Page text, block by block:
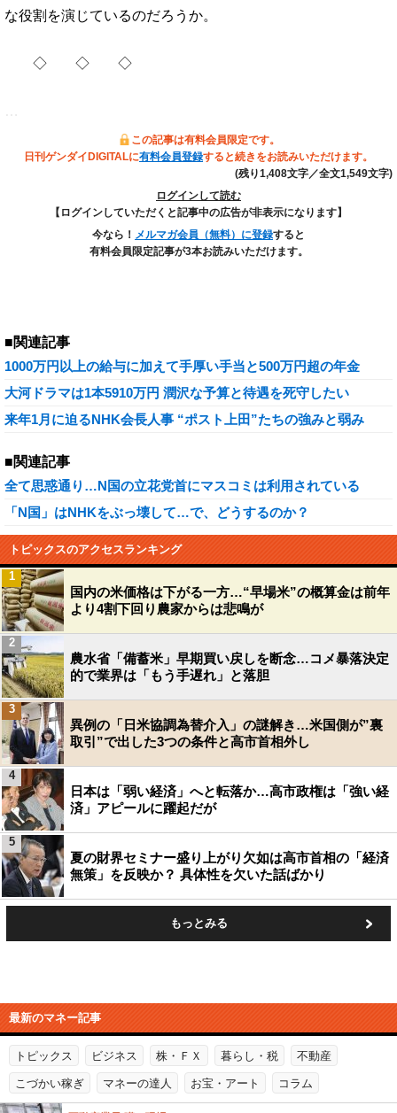
な役割を演じているのだろうか。
◇ ◇ ◇
この記事は有料会員限定です。
日刊ゲンダイDIGITALに有料会員登録すると続きをお読みいただけます。
(残り1,408文字／全文1,549文字)
ログインして読む
【ログインしていただくと記事中の広告が非表示になります】
今なら！ メルマガ会員（無料）に登録すると
有料会員限定記事が3本お読みいただけます。
■関連記事
1000万円以上の給与に加えて手厚い手当と500万円超の年金
大河ドラマは1本5910万円 潤沢な予算と待遇を死守したい
来年1月に迫るNHK会長人事 “ポスト上田”たちの強みと弱み
■関連記事
全て思惑通り…N国の立花党首にマスコミは利用されている
「N国」はNHKをぶっ壊して…で、どうするのか？
トピックスのアクセスランキング
国内の米価格は下がる一方…“早場米”の概算金は前年
より4割下回り農家からは悲鳴が
1
農水省「備蓄米」早期買い戻しを断念…コメ暴落決定
的で業界は「もう手遅れ」と落胆
2
異例の「日米協調為替介入」の謎解き…米国側が”裏
取引”で出した3つの条件と高市首相外し
3
日本は「弱い経済」へと転落か…高市政権は「強い経
済」アピールに躍起だが
4
夏の財界セミナー盛り上がり欠如は高市首相の「経済
無策」を反映か？ 具体性を欠いた話ばかり
5
もっとみる
最新のマネー記事
トピックス ビジネス 株・ＦＸ 暮らし・税 不動産
こづかい稼ぎ マネーの達人 お宝・アート コラム